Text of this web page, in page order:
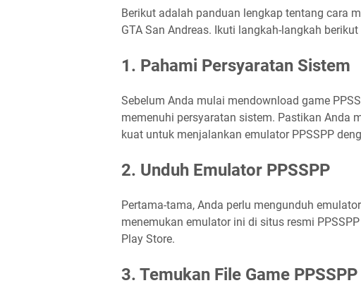
Berikut adalah panduan lengkap tentang cara
GTA San Andreas. Ikuti langkah-langkah
1. Pahami Persyaratan Sistem
Sebelum Anda mulai mendownload game
memenuhi persyaratan sistem. Pastikan Anda
kuat untuk menjalankan emulator PPSSPP
2. Unduh Emulator PPSSPP
Pertama-tama, Anda perlu mengunduh
menemukan emulator ini di situs resmi
Play Store.
3. Temukan File Game